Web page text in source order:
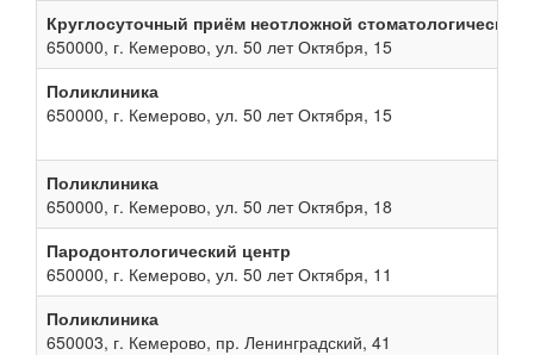
Круглосуточный приём неотложной
650000, г. Кемерово, ул. 50 лет Октября, 15
Поликлиника
650000, г. Кемерово, ул. 50 лет Октября, 15
Поликлиника
650000, г. Кемерово, ул. 50 лет Октября, 18
Пародонтологический центр
650000, г. Кемерово, ул. 50 лет Октября, 11
Поликлиника
650003, г. Кемерово, пр. Ленинградский, 41